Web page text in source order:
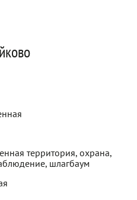
территория, охрана,
шлагбаум